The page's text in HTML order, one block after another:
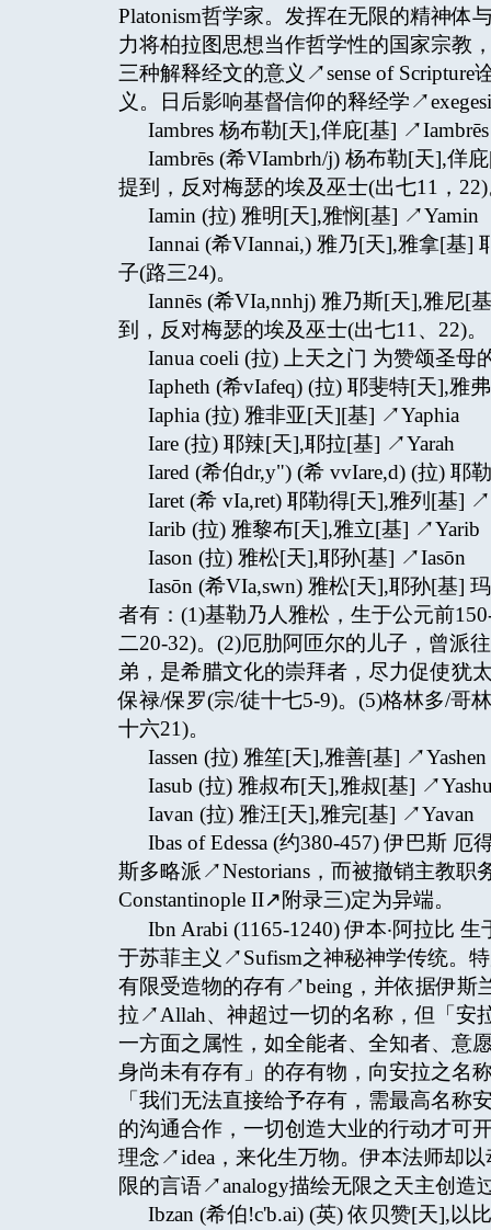
Platonism哲学家。发挥在无限的精神体
力将柏拉图思想当作哲学性的国家宗教
三种解释经文的意义↗sense of
义。日后影响基督信仰的释经学
Iambres 杨布勒[天],佯庇[基] ↗Iambrēs
Iambrēs (希VIambrh/j) 杨布勒[天],佯
提到，反对梅瑟的埃及巫士(出七11，
Iamin (拉) 雅明[天],雅悯[基] ↗Yamin
Iannai (希VIannai,) 雅乃[天],雅拿[基]
子(路三24)。
Iannēs (希VIa,nnhj) 雅乃斯[天],雅尼[
到，反对梅瑟的埃及巫士(出七11、22)。
Ianua coeli (拉) 上天之门 为赞颂圣
Iapheth (希vIafeq) (拉) 耶斐特[天],雅
Iaphia (拉) 雅非亚[天][基] ↗Yaphia
Iare (拉) 耶辣[天],耶拉[基] ↗Yarah
Iared (希伯dr,y") (希 vvIare,d) (拉) 耶
Iaret (希 vIa,ret) 耶勒得[天],雅列[基]
Iarib (拉) 雅黎布[天],雅立[基] ↗Yarib
Iason (拉) 雅松[天],耶孙[基] ↗Iasōn
Iasōn (希VIa,swn) 雅松[天],耶孙[基]
者有：(1)基勒乃人雅松，生于公元前
二20-32)。(2)厄肋阿匝尔的儿子，曾派
弟，是希腊文化的崇拜者，尽力促使犹
保禄/保罗(宗/徒十七5-9)。(5)格林多/哥
十六21)。
Iassen (拉) 雅笙[天],雅善[基] ↗Yashen
Iasub (拉) 雅叔布[天],雅叔[基]
Iavan (拉) 雅汪[天],雅完[基] ↗Yavan
Ibas of Edessa (约380-457) 伊巴斯
斯多略派↗Nestorians，而被撤销主教职
Constantinople II↗附录三)定为异端。
Ibn Arabi (1165-1240) 伊本‧阿拉比
于苏菲主义↗Sufism之神秘神学传统。
有限受造物的存有↗being，并依据伊斯
拉↗Allah、神超过一切的名称，但「安
一方面之属性，如全能者、全知者、意
身尚未有存有」的存有物，向安拉之名
「我们无法直接给予存有，需最高名
的沟通合作，一切创造大业的行动才可
理念↗idea，来化生万物。伊本法师却
限的言语↗analogy描绘无限之天主创造
Ibzan (希伯!c'b.ai) (英) 依贝赞[天],以